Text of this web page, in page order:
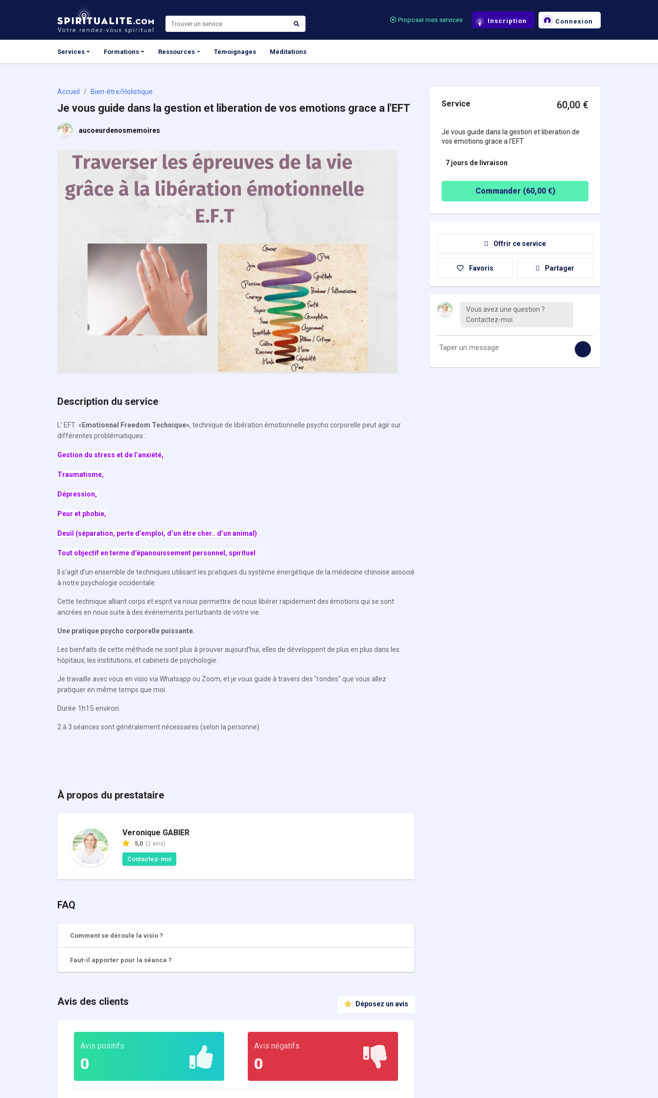
Proposer mes services Inscription Connexion
Services Formations Ressources Témoignages Méditations
Accueil Bien-être/Holistique
Je vous guide dans la gestion et liberation de vos emotions grace a l'EFT
aucoeurdenosmemoires
Description du service
L’ EFT « Emotionnal Freedom Technique», technique de libération émotionnelle psycho corporelle peut agir sur
différentes problématiques :
Gestion du stress et de l’anxiété,
Traumatisme,
Dépression,
Peur et phobie,
Deuil (séparation, perte d’emploi, d’un être cher.. d’un animal)
Tout objectif en terme d’épanouissement personnel, spirituel
Il s’agit d’un ensemble de techniques utilisant les pratiques du système énergétique de la médecine chinoise associé
à notre psychologie occidentale.
Cette technique alliant corps et esprit va nous permettre de nous libérer rapidement des émotions qui se sont
ancrées en nous suite à des événements perturbants de votre vie.
Une pratique psycho corporelle puissante.
Les bienfaits de cette méthode ne sont plus à prouver aujourd'hui, elles de développent de plus en plus dans les
hôpitaux, les institutions, et cabinets de psychologie.
Je travaille avec vous en visio via Whatsapp ou Zoom, et je vous guide à travers des "rondes" que vous allez
pratiquer en même temps que moi.
Durée 1h15 environ.
2 à 3 séances sont généralement nécessaires (selon la personne)
À propos du prestataire
Veronique GABIER
5,0 (2 avis)
Contactez-moi
FAQ
Comment se déroule la visio ?
Faut-il apporter pour la séance ?
Déposez un avis
Avis des clients
Avis positifs
0
Avis négatifs
0
Service 60,00 €
Je vous guide dans la gestion et liberation de
vos emotions grace a l'EFT
7 jours de livraison
Commander (60,00€)
Offrir ce service
Favoris Partager
Vous avez une question ?
Contactez-moi
Panneau de gestion des cookies